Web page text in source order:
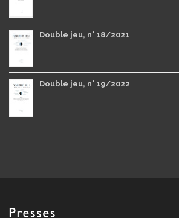
Double jeu, n° 18/2021
Double jeu, n° 19/2022